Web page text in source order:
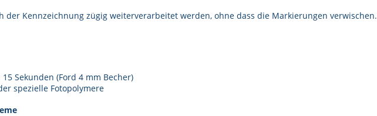
der Kennzeichnung zügig weiterverarbeitet werden, ohne dass die Markierungen verwischen.
Sekunden (Ford 4 mm Becher)
spezielle Fotopolymere